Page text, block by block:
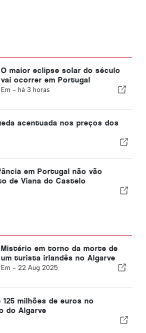
O maior eclipse solar do século
vai ocorrer em Portugal
Em - há 3 horas
acentuada nos preços dos
em Portugal não vão
de Viana do Castelo
Mistério em torno da morte de
um turista irlandês no Algarve
Em - 22 Aug 2025
milhões de euros no
do Algarve